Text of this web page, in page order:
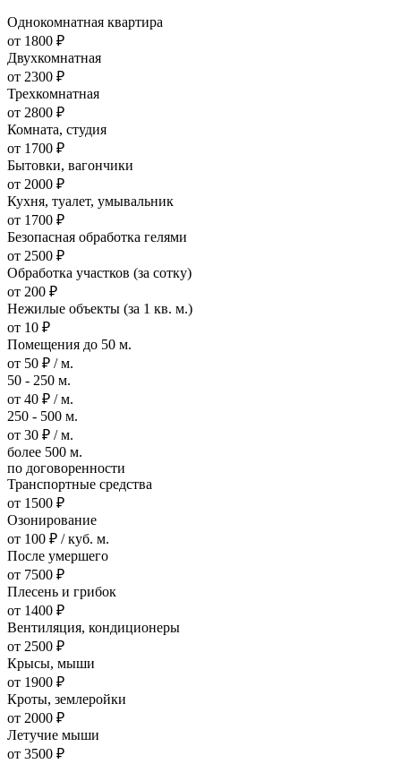
Однокомнатная квартира
от 1800 ₽
Двухкомнатная
от 2300 ₽
Трехкомнатная
от 2800 ₽
Комната, студия
от 1700 ₽
Бытовки, вагончики
от 2000 ₽
Кухня, туалет, умывальник
от 1700 ₽
Безопасная обработка гелями
от 2500 ₽
Обработка участков (за сотку)
от 200 ₽
Нежилые объекты (за 1 кв. м.)
от 10 ₽
Помещения до 50 м.
от 50 ₽ / м.
50 - 250 м.
от 40 ₽ / м.
250 - 500 м.
от 30 ₽ / м.
более 500 м.
по договоренности
Транспортные средства
от 1500 ₽
Озонирование
от 100 ₽ / куб. м.
После умершего
от 7500 ₽
Плесень и грибок
от 1400 ₽
Вентиляция, кондиционеры
от 2500 ₽
Крысы, мыши
от 1900 ₽
Кроты, землеройки
от 2000 ₽
Летучие мыши
от 3500 ₽